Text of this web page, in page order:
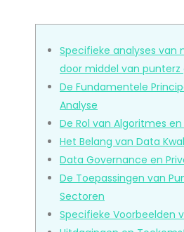
Specifieke analyses van
door middel van punterz
De Fundamentele
Analyse
De Rol van Algoritmes
Het Belang van Data
Data Governance en
De Toepassingen van
Sectoren
Specifieke Voorbeelden